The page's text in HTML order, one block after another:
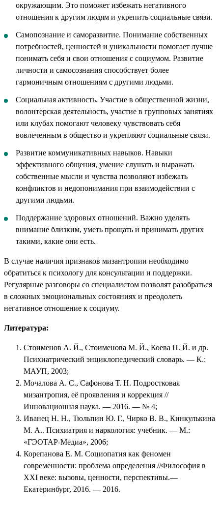
окружающим. Это поможет избежать негативного
отношения к другим людям и укрепить социальные связи.
Самопознание и саморазвитие. Понимание собственных
потребностей, ценностей и уникальности помогает лучше
понимать себя и свои отношения с социумом. Развитие
личности и самосознания способствует более
гармоничным отношениям с другими людьми.
Социальная активность. Участие в общественной жизни,
волонтерская деятельность, участие в групповых занятиях
или клубах помогают человеку чувствовать себя
вовлеченным в общество и укрепляют социальные связи.
Развитие коммуникативных навыков. Навыки
эффективного общения, умение слушать и выражать
собственные мысли и чувства позволяют избежать
конфликтов и недопонимания при взаимодействии с
другими людьми.
Поддержание здоровых отношений. Важно уделять
внимание близким, уметь прощать и принимать других
такими, какие они есть.
В случае наличия признаков мизантропии необходимо
обратиться к психологу для консультации и поддержки.
Регулярные разговоры со специалистом позволят разобраться
в сложных эмоциональных состояниях и преодолеть
негативное отношение к социуму.
Литература:
Стоименов А. Й., Стоименова М. Й., Коева П. Й. и др.
Психиатрический энциклопедический словарь. — К.:
МАУП, 2003;
Мочалова А. С., Сафонова Т. Н. Подростковая
мизантропия, её проявления и коррекция //
Инновационная наука. — 2016. — № 4;
Иванец Н. Н., Тюльпин Ю. Г., Чирко В. В., Кинкулькина
М. А.. Психиатрия и наркология: учебник. — М.:
«ГЭОТАР-Медиа», 2006;
Корепанова Е. М. Социопатия как феномен
современности: проблема определения //Философия в
XXI веке: вызовы, ценности, перспективы.—
Екатеринбург, 2016. — 2016.